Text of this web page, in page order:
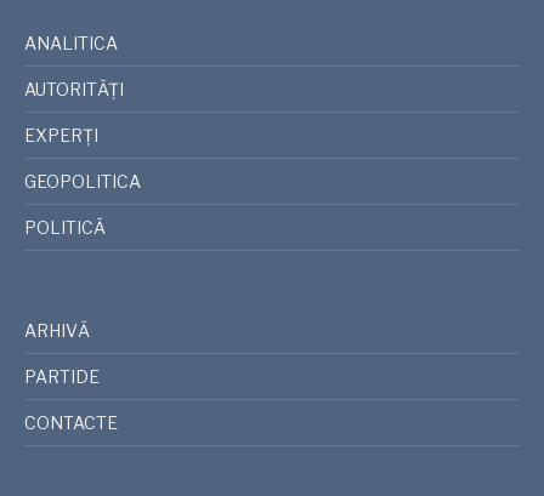
ANALITICA
AUTORITĂȚI
EXPERȚI
GEOPOLITICA
POLITICĂ
ARHIVĂ
PARTIDE
CONTACTE